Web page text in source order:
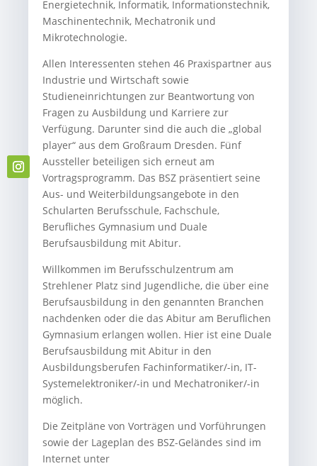
Energietechnik, Informatik, Informationstechnik,
Maschinentechnik, Mechatronik und
Mikrotechnologie.
Allen Interessenten stehen 46 Praxispartner aus
Industrie und Wirtschaft sowie
Studieneinrichtungen zur Beantwortung von
Fragen zu Ausbildung und Karriere zur
Verfügung. Darunter sind die auch die „global
player“ aus dem Großraum Dresden. Fünf
Aussteller beteiligen sich erneut am
Vortragsprogramm. Das BSZ präsentiert seine
Aus- und Weiterbildungsangebote in den
Schularten Berufsschule, Fachschule,
Berufliches Gymnasium und Duale
Berufsausbildung mit Abitur.
Willkommen im Berufsschulzentrum am
Strehlener Platz sind Jugendliche, die über eine
Berufsausbildung in den genannten Branchen
nachdenken oder die das Abitur am Beruflichen
Gymnasium erlangen wollen. Hier ist eine Duale
Berufsausbildung mit Abitur in den
Ausbildungsberufen Fachinformatiker/-in, IT-
Systemelektroniker/-in und Mechatroniker/-in
möglich.
Die Zeitpläne von Vorträgen und Vorführungen
sowie der Lageplan des BSZ-Geländes sind im
Internet unter